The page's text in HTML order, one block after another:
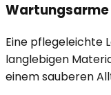
Eine pflegeleichte
langlebigen
einem sauberen